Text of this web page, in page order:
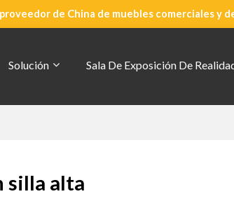
de China de muebles comerciales y
Solución Sala De Exposición De
silla alta